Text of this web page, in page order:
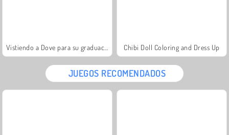
Chibi Doll Coloring and Dress Up
JUEGOS RECOMENDADOS